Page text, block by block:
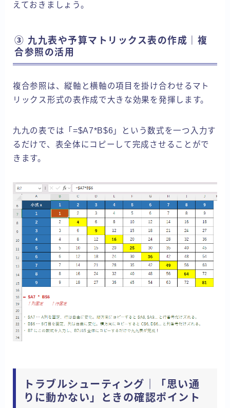
えておきましょう。
③ 九九表や予算マトリックス表の作成｜複
合参照の活用
複合参照は、縦軸と横軸の項目を掛け合わせるマト
リックス形式の表作成で大きな効果を発揮します。
九九の表では「=$A7*B$6」という数式を一つ入力す
るだけで、表全体にコピーして完成させることがで
きます。
トラブルシューティング｜「思い通
りに動かない」ときの確認ポイント